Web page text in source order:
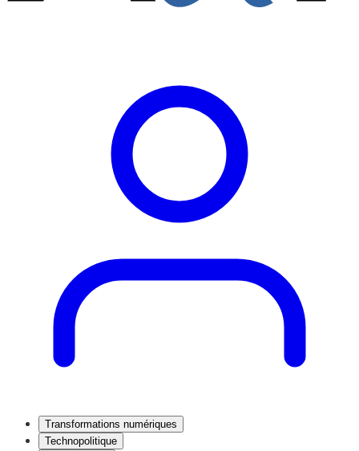
Transformations numériques
Technopolitique